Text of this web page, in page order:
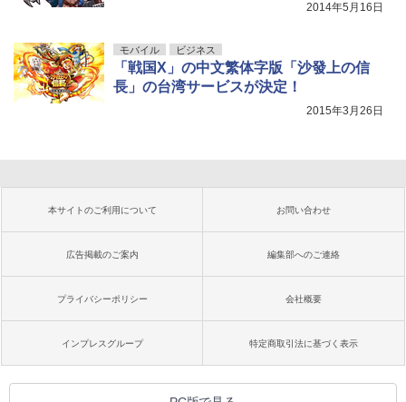
2014年5月16日
モバイル ビジネス
「戦国X」の中文繁体字版「沙發上の信
長」の台湾サービスが決定！
2015年3月26日
本サイトのご利用について お問い合わせ
広告掲載のご案内 編集部へのご連絡
プライバシーポリシー 会社概要
インプレスグループ 特定商取引法に基づく表示